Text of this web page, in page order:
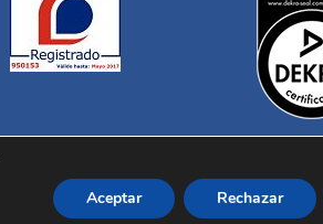
Quiénes Somos Fabricación Distribución
Aceptar Rechazar